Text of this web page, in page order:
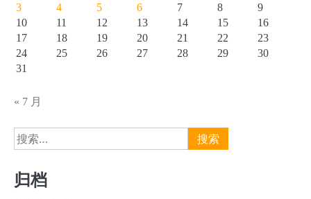
3
4 5 6 7 8
9
10
11 12 13 14 15
16
17
18 19 20 21 22
23
24
25 26 27 28 29
30
31
« 7 月
搜
索：
归档